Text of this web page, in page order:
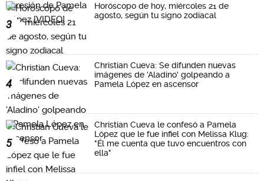
3
Horóscopo de hoy, miércoles 21 de
agosto, según tu signo zodiacal
4
Christian Cueva: Se difunden nuevas
imágenes de 'Aladino' golpeando a
Pamela López en ascensor
5
Christian Cueva le confesó a Pamela
López que le fue infiel con Melissa Klug:
"Él me cuenta que tuvo encuentros con
ella"